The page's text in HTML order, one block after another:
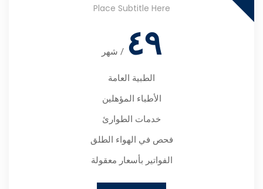
Place Subtitle Here
٤٩ / شهر
الطبية العامة
الأطباء المؤهلين
خدمات الطوارئ
فحص في الهواء الطلق
الفواتير بأسعار معقولة